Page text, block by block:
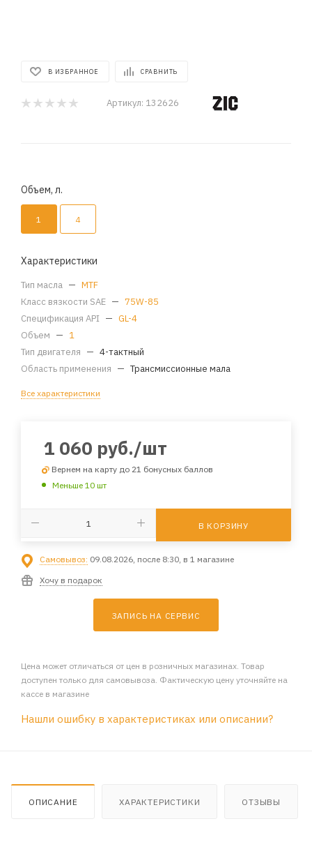
В ИЗБРАННОЕ СРАВНИТЬ
Артикул: 132626
Объем, л.
1 4
Характеристики
Тип масла — MTF
Класс вязкости SAE — 75W-85
Спецификация API — GL-4
Объем — 1
Тип двигателя — 4-тактный
Область применения — Трансмиссионные мала
Все характеристики
1 060 руб./шт
Вернем на карту до 21 бонусных баллов
Меньше 10 шт
В КОРЗИНУ
Самовывоз: 09.08.2026, после 8:30, в 1 магазине
Хочу в подарок
ЗАПИСЬ НА СЕРВИС
Цена может отличаться от цен в розничных магазинах. Товар
доступен только для самовывоза. Фактическую цену уточняйте на
кассе в магазине
Нашли ошибку в характеристиках или описании?
ОПИСАНИЕ ХАРАКТЕРИСТИКИ ОТЗЫВЫ